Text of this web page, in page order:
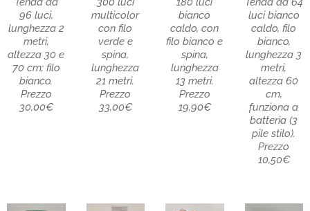
96 luci,
lunghezza 2
metri,
altezza 30 e
70 cm; filo
bianco.
Prezzo
30,00€
multicolor
con filo
verde e
spina,
lunghezza
21 metri.
Prezzo
33,00€
bianco
caldo, con
filo bianco e
spina,
lunghezza
13 metri.
Prezzo
19,90€
luci bianco
caldo, filo
bianco,
lunghezza 3
metri,
altezza 60
cm,
funziona a
batteria (3
pile stilo).
Prezzo
10,50€